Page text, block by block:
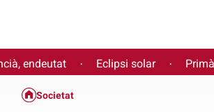
endeutat · Eclipsi solar ·
Societat